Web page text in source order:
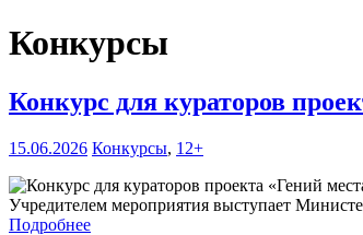
Конкурсы
Конкурс для кураторов
15.06.2026 Конкурсы, 12+
Учредителем мероприятия выступает
Подробнее